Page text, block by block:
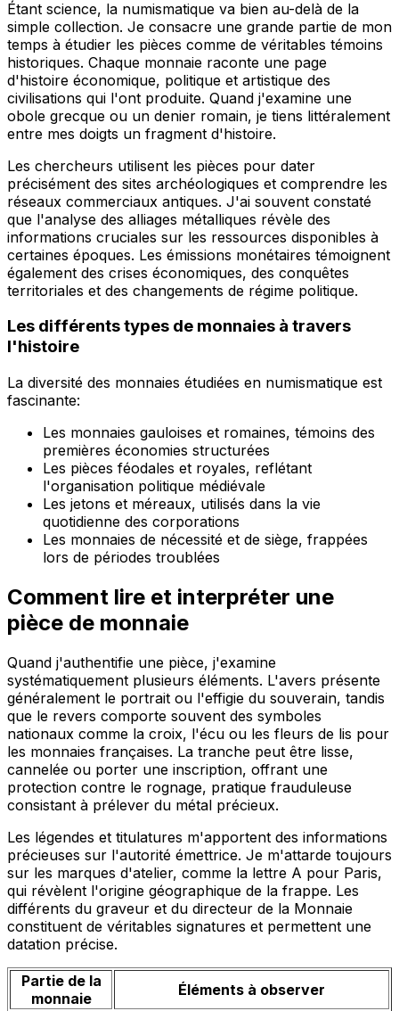
Étant science, la numismatique va bien au-delà de la
simple collection. Je consacre une grande partie de mon
temps à étudier les pièces comme de véritables témoins
historiques. Chaque monnaie raconte une page
d'histoire économique, politique et artistique des
civilisations qui l'ont produite. Quand j'examine une
obole grecque ou un denier romain, je tiens littéralement
entre mes doigts un fragment d'histoire.
Les chercheurs utilisent les pièces pour dater
précisément des sites archéologiques et comprendre les
réseaux commerciaux antiques. J'ai souvent constaté
que l'analyse des alliages métalliques révèle des
informations cruciales sur les ressources disponibles à
certaines époques. Les émissions monétaires témoignent
également des crises économiques, des conquêtes
territoriales et des changements de régime politique.
Les différents types de monnaies à travers
l'histoire
La diversité des monnaies étudiées en numismatique est
fascinante:
Les monnaies gauloises et romaines, témoins des
premières économies structurées
Les pièces féodales et royales, reflétant
l'organisation politique médiévale
Les jetons et méreaux, utilisés dans la vie
quotidienne des corporations
Les monnaies de nécessité et de siège, frappées
lors de périodes troublées
Comment lire et interpréter une
pièce de monnaie
Quand j'authentifie une pièce, j'examine
systématiquement plusieurs éléments. L'avers présente
généralement le portrait ou l'effigie du souverain, tandis
que le revers comporte souvent des symboles
nationaux comme la croix, l'écu ou les fleurs de lis pour
les monnaies françaises. La tranche peut être lisse,
cannelée ou porter une inscription, offrant une
protection contre le rognage, pratique frauduleuse
consistant à prélever du métal précieux.
Les légendes et titulatures m'apportent des informations
précieuses sur l'autorité émettrice. Je m'attarde toujours
sur les marques d'atelier, comme la lettre A pour Paris,
qui révèlent l'origine géographique de la frappe. Les
différents du graveur et du directeur de la Monnaie
constituent de véritables signatures et permettent une
datation précise.
Partie de la
monnaie
Éléments à observer